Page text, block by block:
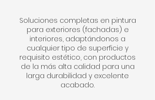
Soluciones completas en pintura
para exteriores (fachadas) e
interiores, adaptándonos a
cualquier tipo de superficie y
requisito estético, con productos
de la más alta calidad para una
larga durabilidad y excelente
acabado.